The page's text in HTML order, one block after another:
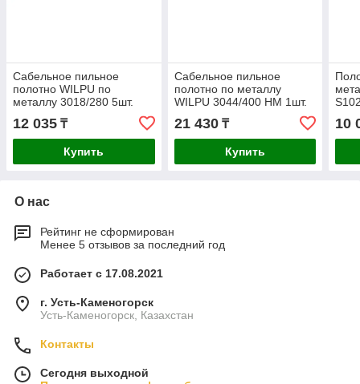
Сабельное пильное
полотно WILPU по
металлу 3018/280 5шт.
1482800005
12 035 ₸
Купить
Сабельное пильное
полотно по металлу
WILPU 3044/400 НМ 1шт.
1654000001
21 430₸
Купить
10
О нас
Рейтинг не сформирован
Менее 5 отзывов за последний год
Работает с 17.08.2021
г. Усть-Каменогорск
Усть-Каменогорск, Казахстан
Контакты
Сегодня выходной